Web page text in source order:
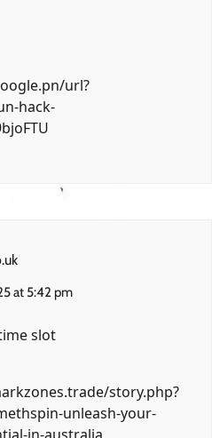
url?
hack-
at 5:42 pm
slot
story.php?
unleash-your-